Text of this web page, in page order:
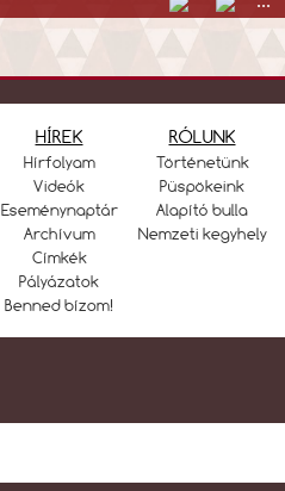
HÍREK
Hírfolyam
Videók
Eseménynaptár
Archívum
Címkék
Pályázatok
Benned bízom!
RÓLUNK
Történetünk
Püspökeink
Alapító bulla
Nemzeti kegyhely